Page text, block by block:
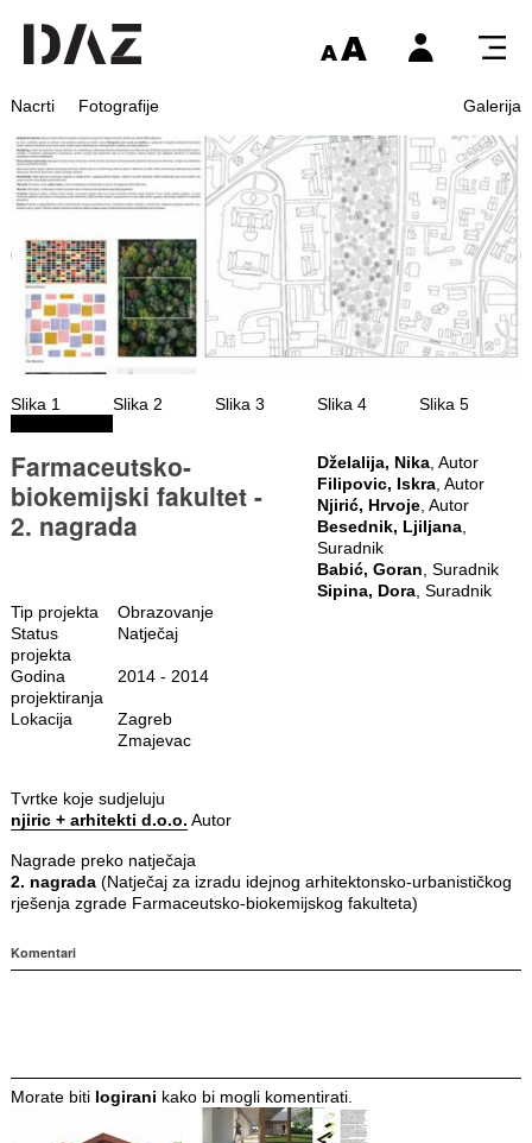
Nacrti Fotografije Galerija
Slika 1 Slika 2 Slika 3 Slika 4 Slika 5
Farmaceutsko-
biokemijski fakultet -
2. nagrada
Dželalija, Nika , Autor
Filipovic, Iskra , Autor
Njirić, Hrvoje , Autor
Besednik, Ljiljana
Suradnik
Babić, Goran , Suradnik
Sipina, Dora , Suradnik
Tip projekta
Obrazovanje
Status
projekta
Natječaj
Godina
projektiranja
2014 - 2014
Lokacija
Zagreb
Zmajevac
Tvrtke koje sudjeluju
njiric + arhitekti d.o.o. Autor
Nagrade preko natječaja
2. nagrada(Natječaj za izradu idejnog arhitektonsko-urbanističkog
rješenja zgrade Farmaceutsko-biokemijskog fakulteta)
Komentari
Morate biti logirani kako bi mogli komentirati.